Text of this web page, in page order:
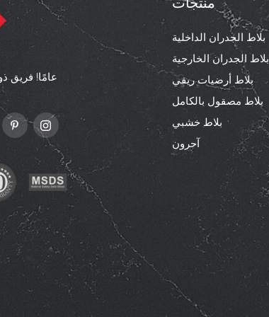
بلاط الجدران الداخلية
بلاط الجدران الخارجية
بلاط أرضيات ريفي
بلاط مصقول بالكامل
بلاط خشبي
آحرون